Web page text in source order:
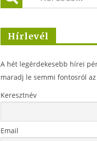
Hírlevél
A hét legérdekesebb hírei
maradj le semmi fontosról
Keresztnév
Email